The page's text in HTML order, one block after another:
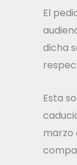
El
dicha
Esta
marzo